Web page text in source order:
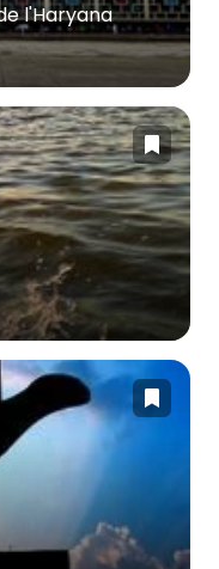
l'Haryana